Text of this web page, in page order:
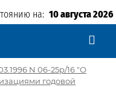
на: 10 августа 2026
N 06-25р/16 "О
годовой